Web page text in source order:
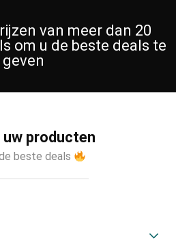
van meer dan 20
om u de beste deals te
geven
uw producten
beste deals